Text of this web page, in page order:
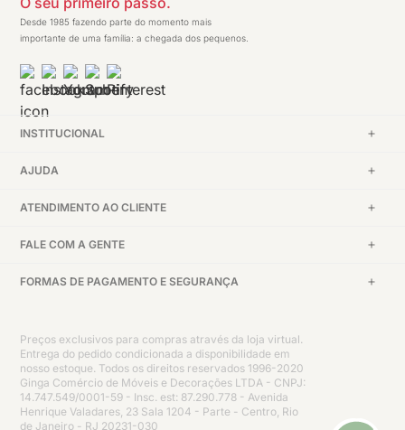
Desde 1985 fazendo parte do momento mais
importante de uma família: a chegada dos pequenos.
INSTITUCIONAL
AJUDA
ATENDIMENTO AO CLIENTE
FALE COM A GENTE
FORMAS DE PAGAMENTO E SEGURANÇA
Preços exclusivos para compras através da loja virtual.
Entrega do pedido condicionada a disponibilidade em
nosso estoque. Todos os direitos reservados 1996-2020
Ginga Comércio de Móveis e Decorações LTDA - CNPJ:
14.747.549/0001-59 - Insc. est: 87.290.778 - Avenida
Henrique Valadares, 23 Sala 1204 - Parte - Centro, Rio
de Janeiro - RJ 20231-030